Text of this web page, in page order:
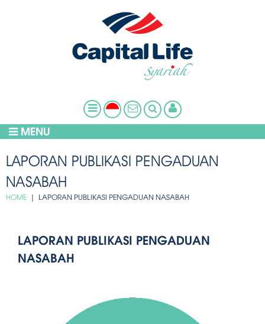
MENU
LAPORAN PUBLIKASI PENGADUAN
NASABAH
HOME | LAPORAN PUBLIKASI PENGADUAN NASABAH
LAPORAN PUBLIKASI PENGADUAN
NASABAH